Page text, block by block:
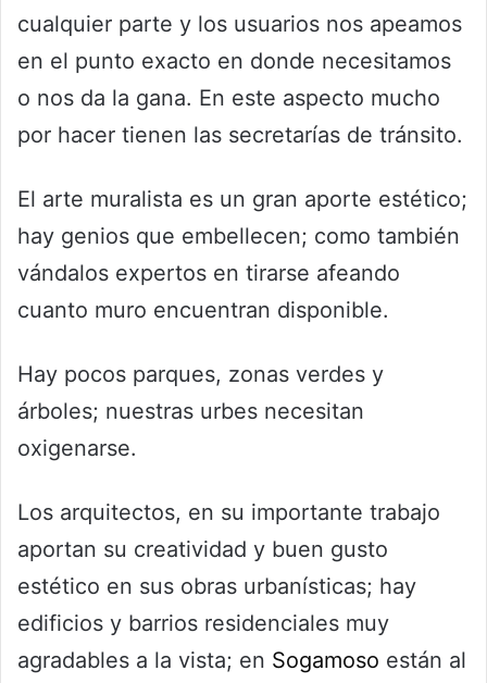
cualquier parte y los usuarios nos apeamos
en el punto exacto en donde necesitamos
o nos da la gana. En este aspecto mucho
por hacer tienen las secretarías de tránsito.
El arte muralista es un gran aporte estético;
hay genios que embellecen; como también
vándalos expertos en tirarse afeando
cuanto muro encuentran disponible.
Hay pocos parques, zonas verdes y
árboles; nuestras urbes necesitan
oxigenarse.
Los arquitectos, en su importante trabajo
aportan su creatividad y buen gusto
estético en sus obras urbanísticas; hay
edificios y barrios residenciales muy
agradables a la vista; en Sogamoso están al